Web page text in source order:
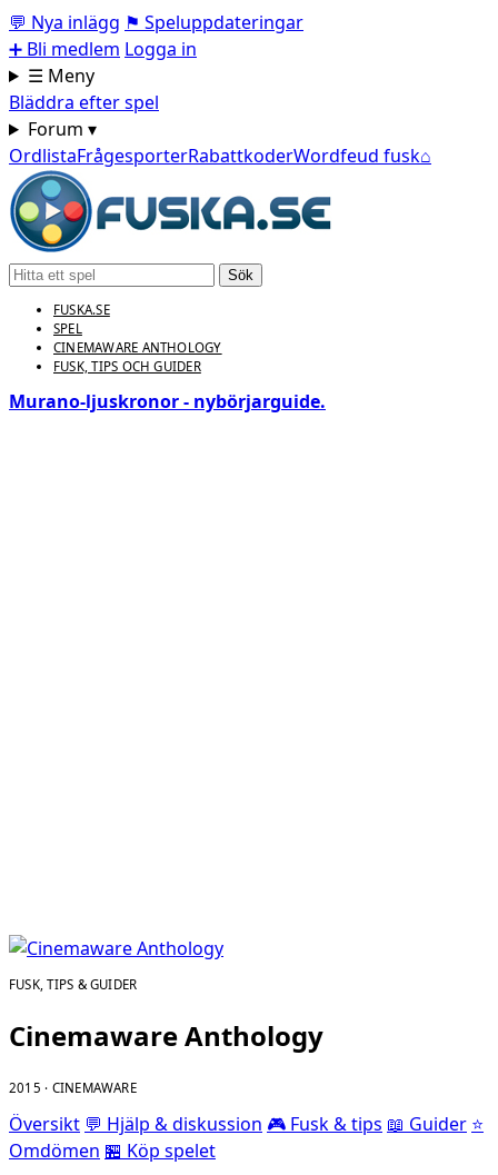
💬 Nya inlägg ⚑ Speluppdateringar
➕ Bli medlem Logga in
☰ Meny
Bläddra efter spel
Forum ▾
OrdlistaFrågesporterRabattkoderWordfeud fusk⌂
Sök
FUSKA.SE
SPEL
CINEMAWARE ANTHOLOGY
FUSK, TIPS OCH GUIDER
Murano‑ljuskronor - nybörjarguide.
FUSK, TIPS & GUIDER
Cinemaware Anthology
2015 · CINEMAWARE
Översikt 💬 Hjälp & diskussion 🎮 Fusk & tips 📖 Guider ⭐
Omdömen 🏪 Köp spelet